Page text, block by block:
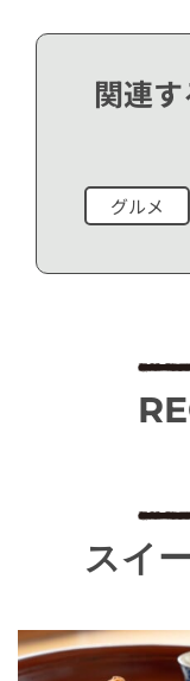
関連
グルメ
スイ